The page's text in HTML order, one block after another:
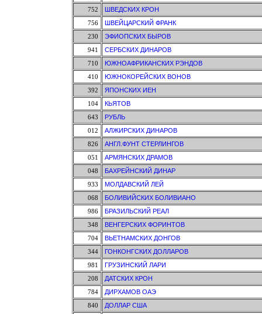
752
ШВЕДСКИХ КРОН
756
ШВЕЙЦАРСКИЙ ФРАНК
230
ЭФИОПСКИХ БЫРОВ
941
СЕРБСКИХ ДИНАРОВ
710
ЮЖНОАФРИКАНСКИХ РЭНДОВ
410
ЮЖНОКОРЕЙСКИХ ВОНОВ
392
ЯПОНСКИХ ИЕН
104
КЬЯТОВ
643
РУБЛЬ
012
АЛЖИРСКИХ ДИНАРОВ
826
АНГЛ.ФУНТ СТЕРЛИНГОВ
051
АРМЯНСКИХ ДРАМОВ
048
БАХРЕЙНСКИЙ ДИНАР
933
МОЛДАВСКИЙ ЛЕЙ
068
БОЛИВИЙСКИХ БОЛИВИАНО
986
БРАЗИЛЬСКИЙ РЕАЛ
348
ВЕНГЕРСКИХ ФОРИНТОВ
704
ВЬЕТНАМСКИХ ДОНГОВ
344
ГОНКОНГСКИХ ДОЛЛАРОВ
981
ГРУЗИНСКИЙ ЛАРИ
208
ДАТСКИХ КРОН
784
ДИРХАМОВ ОАЭ
840
ДОЛЛАР США